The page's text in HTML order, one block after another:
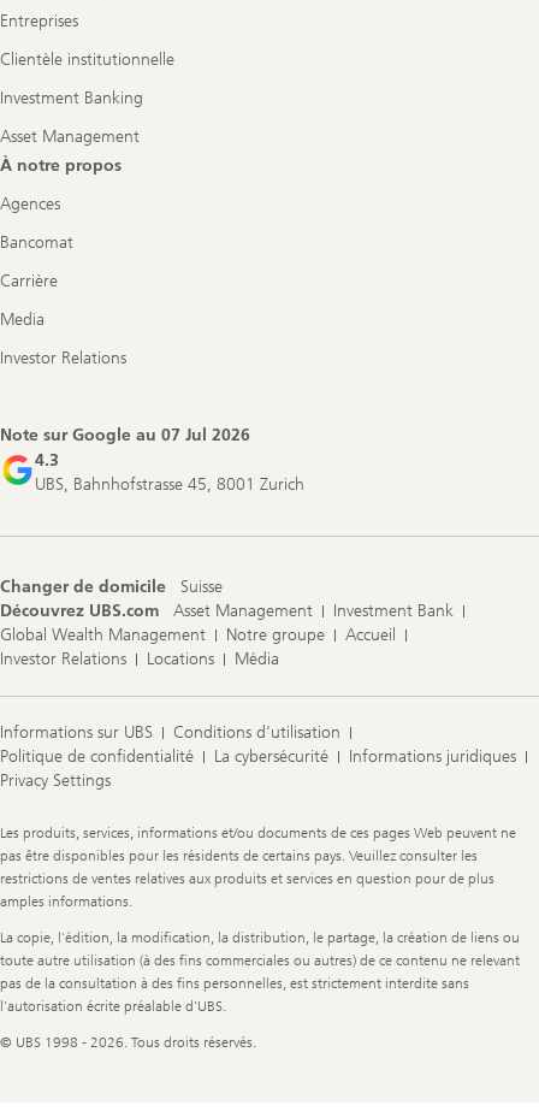
Entreprises
Clientèle institutionnelle
Investment Banking
Asset Management
À notre propos
Agences
Bancomat
Carrière
Media
Investor Relations
Note sur Google au 07 Jul 2026
4.3
UBS, Bahnhofstrasse 45, 8001 Zurich
Changer de domicile
Suisse
Découvrez UBS.com
Asset Management
Investment Bank
Global Wealth Management
Notre groupe
Accueil
Investor Relations
Locations Média
Informations sur UBS
Conditions d'utilisation
Politique de confidentialité
La cybersécurité
Informations juridiques
Privacy Settings
Legal
Information
Les produits, services, informations et/ou documents de ces pages Web peuvent ne
pas être disponibles pour les résidents de certains pays. Veuillez consulter les
restrictions de ventes relatives aux produits et services en question pour de plus
amples informations.
La copie, l'édition, la modification, la distribution, le partage, la création de liens ou
toute autre utilisation (à des fins commerciales ou autres) de ce contenu ne relevant
pas de la consultation à des fins personnelles, est strictement interdite sans
l'autorisation écrite préalable d'UBS.
© UBS 1998 - 2026. Tous droits réservés.